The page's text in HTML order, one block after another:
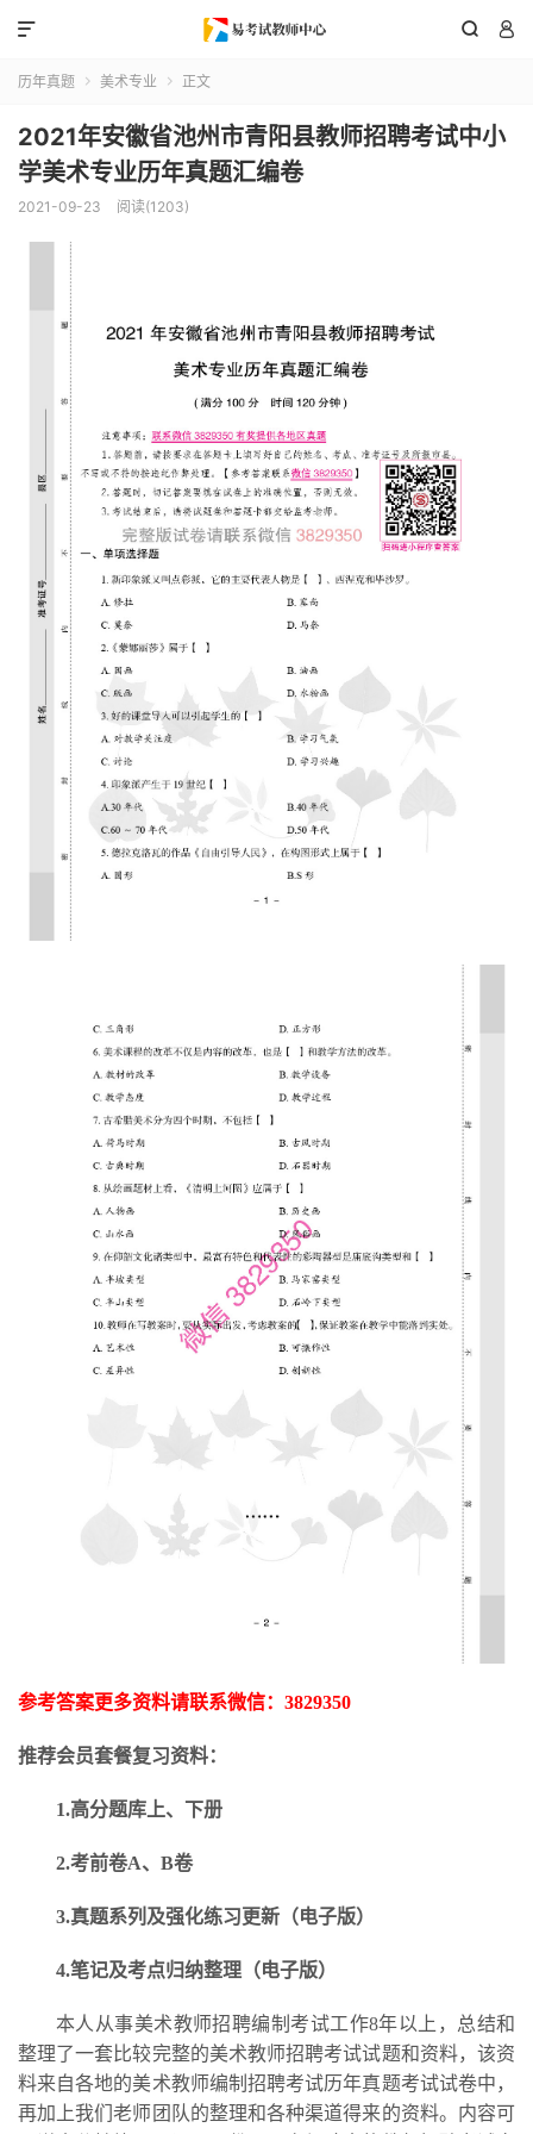
 

历年真题  美术专业  正文
2021年安徽省池州市青阳县教师招聘考试中小
学美术专业历年真题汇编卷
2021-09-23 阅读(1203)
参考答案更多资料请联系微信： 3829350
推荐会员套餐复习资料：
1.高分题库上、下册
2.考前卷A、B卷
3.真题系列及强化练习更新 （电子版）
4.笔记及考点归纳整理（电子版）
本人从事美术教师招聘编制考试工作8年以上，总结和
整理了一套比较完整的美术教师招聘考试试题和资料，该资
料来自各地的美术教师编制招聘考试历年真题考试试卷中，
再加上我们老师团队的整理和各种渠道得来的资料。内容可